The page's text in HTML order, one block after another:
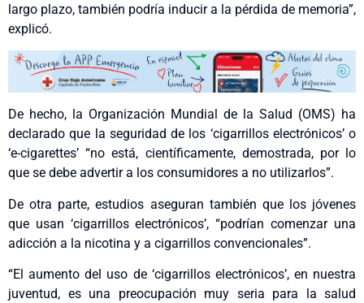
largo plazo, también podría inducir a la pérdida de memoria”,
explicó.
De hecho, la Organización Mundial de la Salud (OMS) ha
declarado que la seguridad de los ‘cigarrillos electrónicos’ o
‘e-cigarettes’ “no está, científicamente, demostrada, por lo
que se debe advertir a los consumidores a no utilizarlos”.
De otra parte, estudios aseguran también que los jóvenes
que usan ‘cigarrillos electrónicos’, “podrían comenzar una
adicción a la nicotina y a cigarrillos convencionales”.
“El aumento del uso de ‘cigarrillos electrónicos’, en nuestra
juventud, es una preocupación muy seria para la salud